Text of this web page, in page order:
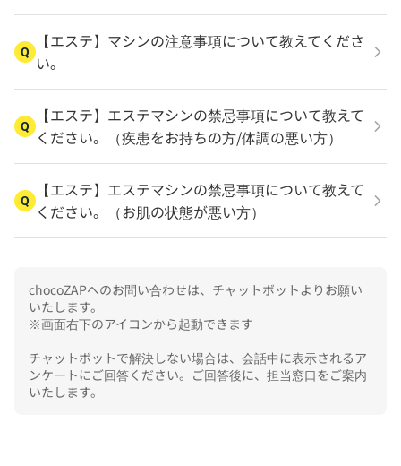
Q
【エステ】マシンの注意事項について教えてくださ
い。
Q
【エステ】エステマシンの禁忌事項について教えて
ください。（疾患をお持ちの方/体調の悪い方）
Q
【エステ】エステマシンの禁忌事項について教えて
ください。（お肌の状態が悪い方）
chocoZAPへのお問い合わせは、チャットボットよりお願い
いたします。
※画面右下のアイコンから起動できます
チャットボットで解決しない場合は、会話中に表示されるア
ンケートにご回答ください。ご回答後に、担当窓口をご案内
いたします。